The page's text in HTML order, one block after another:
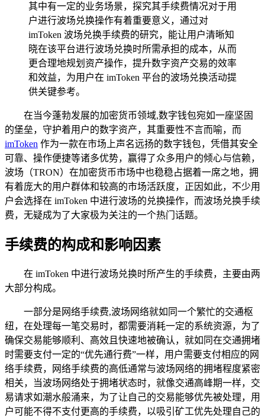
其中有一定的业务场景，探究其手续费情况对于用
户进行波场兑换操作有着重要意义，通过对
imToken 波场兑换手续费的研究，能让用户清晰知
晓在该平台进行波场兑换时所需承担的成本，从而
更合理地规划资产操作，提升数字资产交易的效率
和效益，为用户在 imToken 平台的波场兑换活动提
供关键参考。
在当今蓬勃发展的加密货币领域,数字钱包宛如一座坚固
的堡垒，守护着用户的数字资产，其重要性不言而喻，而
imToken 作为一款在市场上声名远扬的数字钱包，凭借其安全
可靠、操作便捷等诸多优势，赢得了众多用户的倾心与信赖，
波场（TRON）在加密货币市场中也稳稳占据着一席之地，拥
有着庞大的用户群体和较高的市场活跃度，正因如此，不少用
户会选择在 imToken 中进行波场的兑换操作，而波场兑换手续
费，无疑成为了大家极为关注的一个热门话题。
手续费的构成和影响因素
在 imToken 中进行波场兑换时所产生的手续费，主要由两
大部分构成。
一部分是网络手续费,波场网络就如同一个繁忙的交通枢
纽，在处理每一笔交易时，都需要消耗一定的系统资源，为了
确保交易能够顺利、高效且快速地被确认，就如同在交通拥堵
时需要支付一定的“优先通行费”一样，用户需要支付相应的网
络手续费，网络手续费的高低通常与波场网络的拥堵程度紧密
相关，当波场网络处于拥堵状态时，就像交通高峰期一样，交
易请求如潮水般涌来，为了让自己的交易能够优先被处理，用
户可能不得不支付更高的手续费，以吸引矿工优先处理自己的